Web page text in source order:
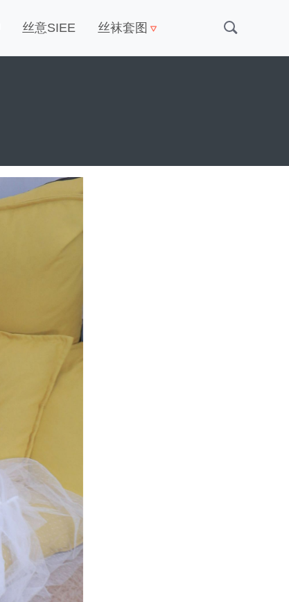
丝意SIEE 丝袜套图